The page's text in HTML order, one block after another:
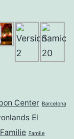
Center Barcelona
El
Familie Famlie